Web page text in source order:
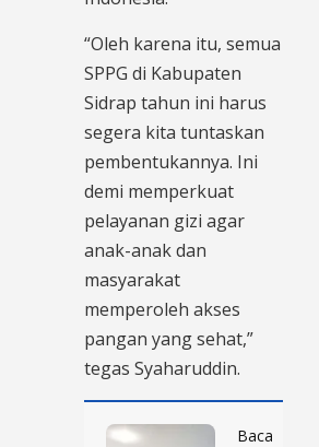
“Oleh karena itu, semua
SPPG di Kabupaten
Sidrap tahun ini harus
segera kita tuntaskan
pembentukannya. Ini
demi memperkuat
pelayanan gizi agar
anak-anak dan
masyarakat
memperoleh akses
pangan yang sehat,”
tegas Syaharuddin.
Baca